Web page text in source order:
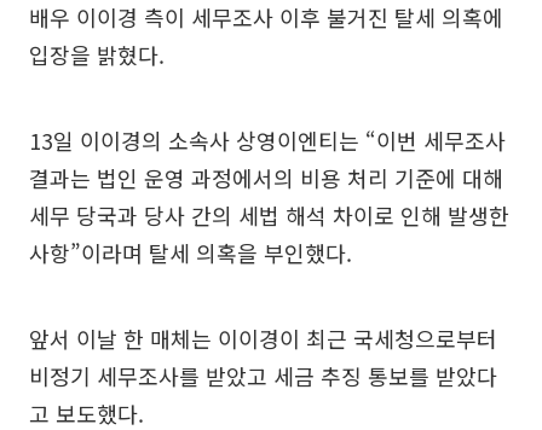
배우 이이경 측이 세무조사 이후 불거진 탈세 의혹에
입장을 밝혔다.
13일 이이경의 소속사 상영이엔티는 “이번 세무조사
결과는 법인 운영 과정에서의 비용 처리 기준에 대해
세무 당국과 당사 간의 세법 해석 차이로 인해 발생한
사항”이라며 탈세 의혹을 부인했다.
앞서 이날 한 매체는 이이경이 최근 국세청으로부터
비정기 세무조사를 받았고 세금 추징 통보를 받았다
고 보도했다.